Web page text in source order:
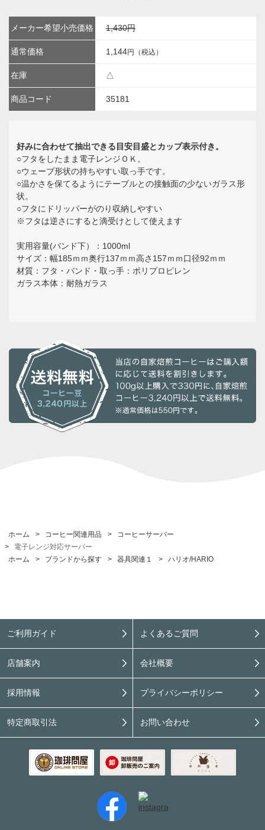
メーカー希望小売価格 1,430円
通常価格 1,144円（税込）
在庫 △
商品コード 35181
好みに合わせて抽出できる目安目盛とカップ表示付き。
○フタをしたまま電子レンジＯＫ。
○ウェーブ形状の持ちやすい取っ手です。
○温かさを保てるようにテーブルとの接触面の少ないガラス形
状。
○フタにドリッパーがのり収納しやすい
※フタは逆さにすると滴受けとして使えます
実用容量(バンド下）：1000ml
サイズ：幅185ｍｍ奥行137ｍｍ高さ157ｍｍ口径92ｍｍ
材質：フタ・バンド・取っ手：ポリプロピレン
ガラス本体：耐熱ガラス
ホーム > コーヒー関連用品 >
コーヒーサーバー
>
電子レンジ対応サーバー
ホーム
> ブランドから探す > 器具関連１ > ハリオ/HARIO
ご利用ガイド よくあるご質問
店舗案内 会社概要
採用情報 プライバシーポリシー
特定商取引法 お問い合わせ